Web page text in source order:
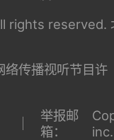
rights reserved.
络传播视听节目许
举报邮
箱：